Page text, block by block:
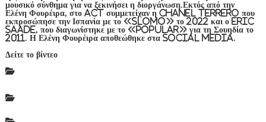
μουσικό σύνθημα για να ξεκινήσει η διοργάνωση.Εκτός από την
Ελένη Φουρέιρα, στο act συμμετείχαν η Chanel Terrero που
εκπροσώπησε την Ισπανία με το «SloMo» το 2022 και ο Eric
Saade, που διαγωνίστηκε με το «Popular» για τη Σουηδία το
2011. Η Ελένη Φουρέιρα αποθεώθηκε στα social media.
Δείτε το βίντεο